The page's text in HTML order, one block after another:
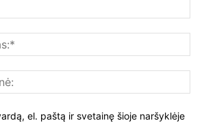
el. paštą ir svetainę šioje naršyklėje